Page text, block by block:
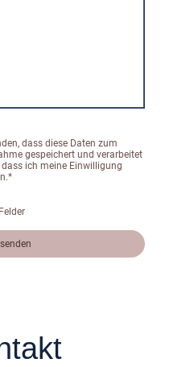
dass diese Daten zum
gespeichert und verarbeitet
ich meine Einwilligung
*